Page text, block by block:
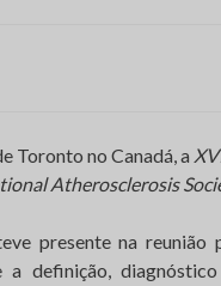
Toronto no Canadá, a
Atherosclerosis
presente na reunião
a definição,